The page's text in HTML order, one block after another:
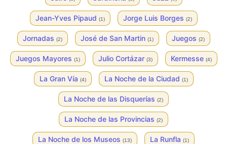
Jean-Yves Pipaud (1) Jorge Luis Borges (2)
Jornadas (2) José de San Martin (1) Juegos (2)
Juegos Mayores (1) Julio Cortázar (3) Kermesse (4)
La Gran Vía (4) La Noche de la Ciudad (1)
La Noche de las Disquerías (2)
La Noche de las Provincias (2)
La Noche de los Museos (13) La Runfla (1)